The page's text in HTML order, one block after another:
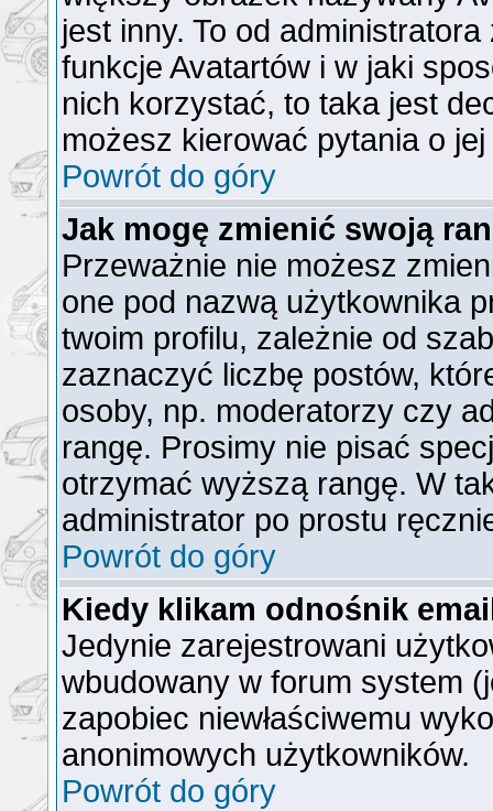
jest inny. To od
funkcje Avatartów i w jaki
nich korzystać, to taka jest
możesz kierować pytania o
Powrót do góry
Jak mogę zmienić swoją
Przeważnie nie możesz
one pod nazwą użytkownika
twoim profilu, zależnie od
zaznaczyć liczbę postów,
osoby, np. moderatorzy czy
rangę. Prosimy nie pisać
otrzymać wyższą rangę. W
administrator po prostu
Powrót do góry
Kiedy klikam odnośnik
Jedynie zarejestrowani
wbudowany w forum system
zapobiec niewłaściwemu
anonimowych użytkowników.
Powrót do góry